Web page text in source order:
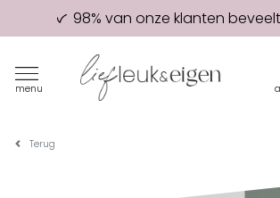
98% van onze klanten
Eerste proefdruk
menu
Terug